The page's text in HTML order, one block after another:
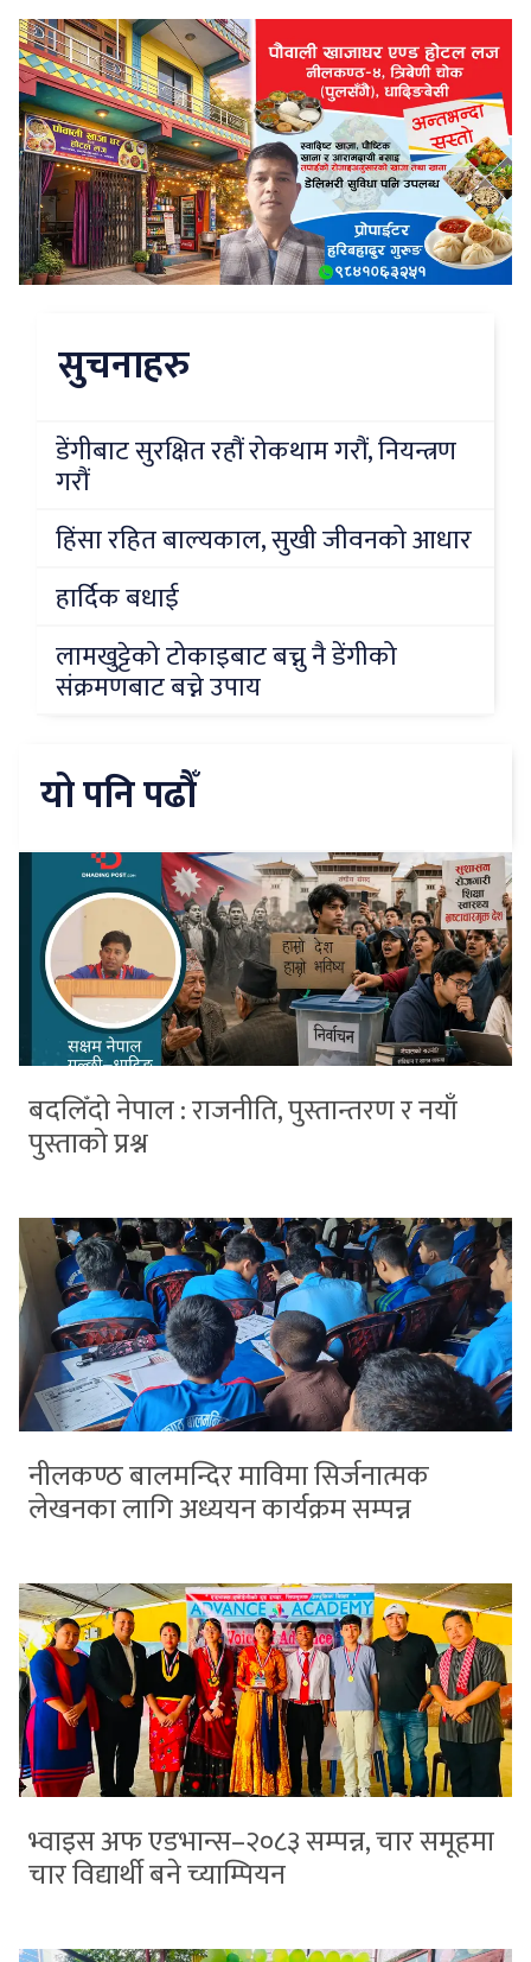
सुचनाहरु
डेंगीबाट सुरक्षित रहौं रोकथाम गरौं, नियन्त्रण
गरौं
हिंसा रहित बाल्यकाल, सुखी जीवनको आधार
हार्दिक बधाई
लामखुट्टेको टोकाइबाट बच्नु नै डेंगीको
संक्रमणबाट बच्ने उपाय
यो पनि पढौँ
बदलिँदो नेपाल : राजनीति, पुस्तान्तरण र नयाँ
पुस्ताको प्रश्न
नीलकण्ठ बालमन्दिर माविमा सिर्जनात्मक
लेखनका लागि अध्ययन कार्यक्रम सम्पन्न
भ्वाइस अफ एडभान्स–२०८३ सम्पन्न, चार समूहमा
चार विद्यार्थी बने च्याम्पियन